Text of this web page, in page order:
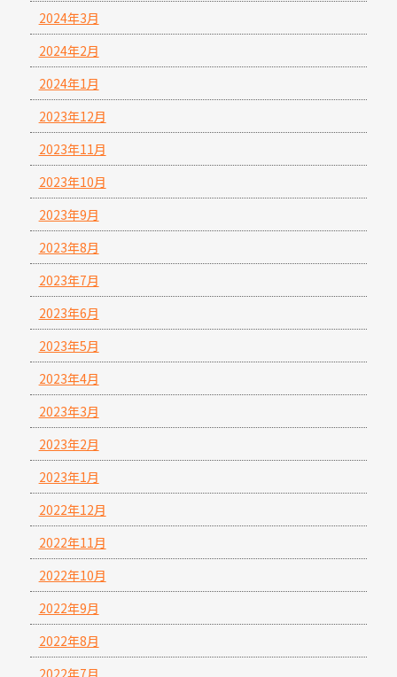
2024年3月
2024年2月
2024年1月
2023年12月
2023年11月
2023年10月
2023年9月
2023年8月
2023年7月
2023年6月
2023年5月
2023年4月
2023年3月
2023年2月
2023年1月
2022年12月
2022年11月
2022年10月
2022年9月
2022年8月
2022年7月